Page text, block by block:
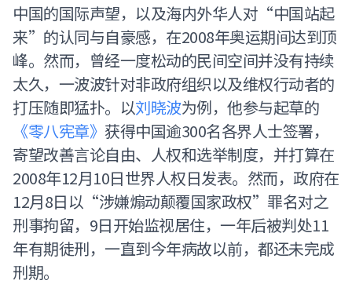
中国的国际声望，以及海内外华人对“中国站起
来”的认同与自豪感，在2008年奥运期间达到顶
峰。然而，曾经一度松动的民间空间并没有持续
太久，一波波针对非政府组织以及维权行动者的
打压随即猛扑。以刘晓波为例，他参与起草的
《零八宪章》 获得中国逾300名各界人士签署，
寄望改善言论自由、人权和选举制度，并打算在
2008年12月10日世界人权日发表。然而，政府在
12月8日以“涉嫌煽动颠覆国家政权”罪名对之
刑事拘留，9日开始监视居住，一年后被判处11
年有期徒刑，一直到今年病故以前，都还未完成
刑期。